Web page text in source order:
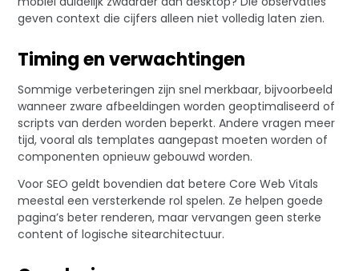
geven context die cijfers alleen niet volledig laten zien.
Timing en verwachtingen
Sommige verbeteringen zijn snel merkbaar, bijvoorbeeld
wanneer zware afbeeldingen worden geoptimaliseerd of
scripts van derden worden beperkt. Andere vragen meer
tijd, vooral als templates aangepast moeten worden of
componenten opnieuw gebouwd worden.
Voor SEO geldt bovendien dat betere Core Web Vitals
meestal een versterkende rol spelen. Ze helpen goede
pagina’s beter renderen, maar vervangen geen sterke
content of logische sitearchitectuur.